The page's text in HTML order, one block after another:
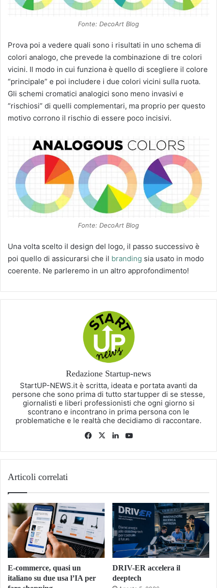
Fonte: DecoArt Blog
Prova poi a vedere quali sono i risultati in uno schema di
colori analogo, che prevede la combinazione di tre colori
vicini. Il modo in cui funziona è quello di scegliere il colore
“principale” e poi includere i due colori vicini sulla ruota.
Gli schemi cromatici analogici sono meno invasivi e
“rischiosi” di quelli complementari, ma proprio per questo
motivo corrono il rischio di essere poco incisivi.
Fonte: DecoArt Blog
Una volta scelto il design del logo, il passo successivo è
poi quello di assicurarsi che il branding sia usato in modo
coerente. Ne parleremo in un altro approfondimento!
Redazione Startup-news
StartUP-NEWS.it è scritta, ideata e portata avanti da
persone che sono prima di tutto startupper di se stesse,
giornalisti e liberi professionisti che ogni giorno si
scontrano e incontrano in prima persona con le
problematiche e le realtà che decidiamo di raccontare.
Facebook
X LinkedIn
Articoli correlati
E-commerce, quasi un
italiano su due usa l’IA per
DRIV-ER accelera il
deeptech